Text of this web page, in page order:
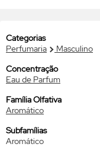
Categorias
Perfumaria
Masculino
Concentração
Eau de Parfum
Família Olfativa
Aromático
Subfamílias
Aromático